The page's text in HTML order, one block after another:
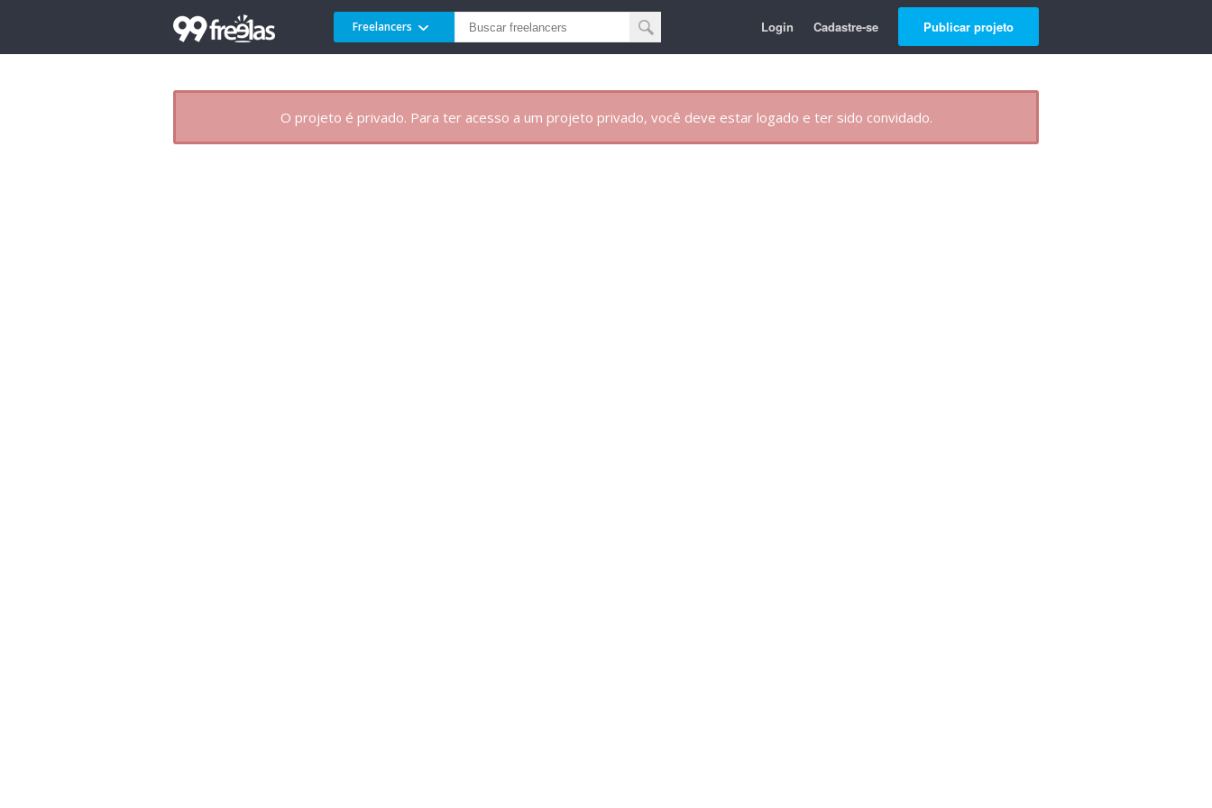
Freelancers Login Cadastre-se Publicar projeto
O projeto é privado. Para ter acesso a um projeto privado, você deve estar logado e ter sido convidado.